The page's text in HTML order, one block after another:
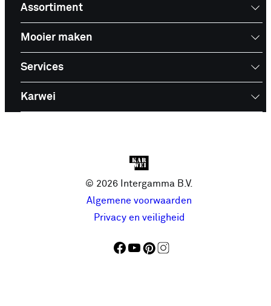
Assortiment
Mooier maken
Services
Karwei
© 2026 Intergamma B.V.
Algemene voorwaarden
Privacy en veiligheid